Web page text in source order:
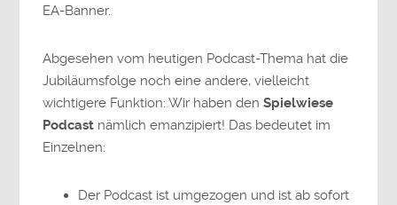
EA-Banner.
Abgesehen vom heutigen Podcast-Thema hat die
Jubiläumsfolge noch eine andere, vielleicht
wichtigere Funktion: Wir haben denSpielwiese
Podcast nämlich emanzipiert! Das bedeutet im
Einzelnen:
Der Podcast ist umgezogen und ist ab sofort